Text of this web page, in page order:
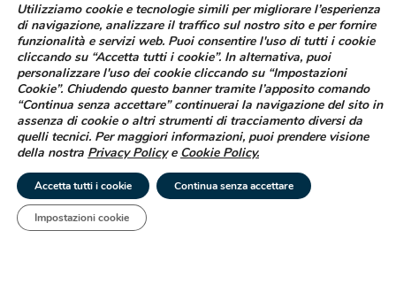
Tel
SEGNALAZIONE DI EFFETTI
INDESIDERATI DA FARMACI
Se sospetti di aver avuto effetti indesiderati durante l’assunzione di
uno dei medicinali Difa Cooper o ne hai riscontrato dei difetti puoi
segnalarlo immediatamente al tuo medico curante, al farmacista
oppure alla struttura sanitaria di riferimento
LEGGI COME FARE
© 2025 Difa Cooper SpA - Capitale Sociale € 750.000 i.v. Socio Unico |
Utilizziamo cookie e tecnologie simili per migliorare l’esperienza
di navigazione, analizzare il traffico sul nostro sito e per fornire
funzionalità e servizi web. Puoi consentire l'uso di tutti i cookie
cliccando su “Accetta tutti i cookie”. In alternativa, puoi
personalizzare l'uso dei cookie cliccando su “Impostazioni
Cookie”. Chiudendo questo banner tramite l’apposito comando
“Continua senza accettare” continuerai la navigazione del sito in
assenza di cookie o altri strumenti di tracciamento diversi da
quelli tecnici. Per maggiori informazioni, puoi prendere visione
della nostra Privacy Policye Cookie Policy.
Accetta tutti i cookie Continua senza accettare
Impostazioni cookie